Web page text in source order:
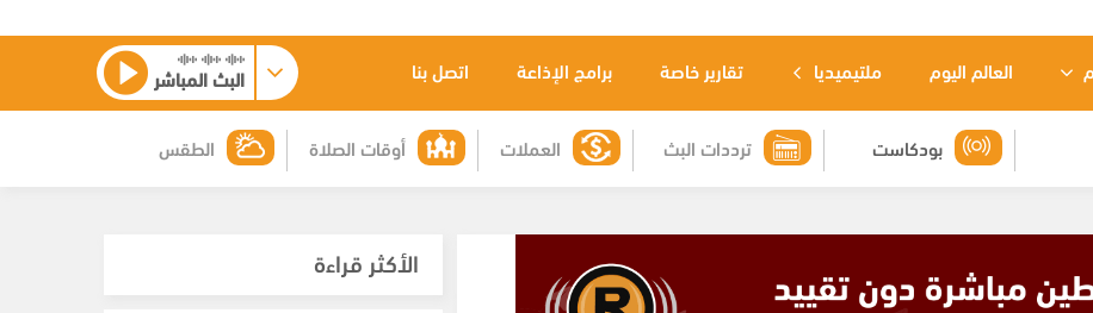
العالم اليوم ملتيميديا تقارير خاصة برامج الإذاعة اتصل بنا البث المباشر
الطقس أوقات الصلاة العملات ترددات البث بودكاست
الأكثر قراءة